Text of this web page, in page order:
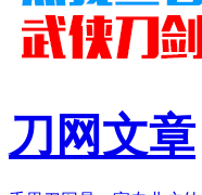
刀网文章